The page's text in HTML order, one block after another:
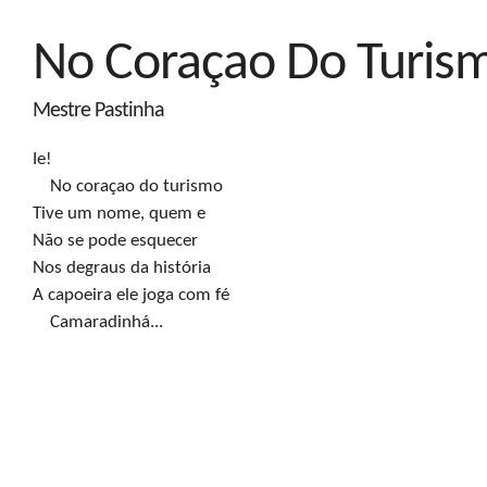
No Coraçao Do
Mestre Pastinha
Ie!
    No coraçao do turismo
Tive um nome, quem e
Não se pode esquecer
Nos degraus da história
A capoeira ele joga com fé
    Camaradinhá...